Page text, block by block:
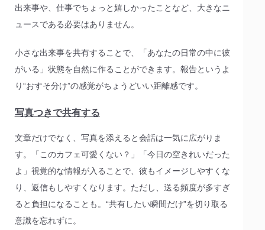
出来事や、仕事でちょっと嬉しかったことなど、大きなニ
ュースである必要はありません。
小さな出来事を共有することで、「あなたの日常の中に彼
がいる」状態を自然に作ることができます。報告というよ
り“おすそ分け”の感覚がちょうどいい距離感です。
写真つきで共有する
文章だけでなく、写真を添えると会話は一気に広がりま
す。「このカフェ可愛くない？」「今日の空きれいだった
よ」視覚的な情報が入ることで、彼もイメージしやすくな
り、返信もしやすくなります。ただし、送る頻度が多すぎ
ると負担になることも。“共有したい瞬間だけ”を切り取る
意識を忘れずに。